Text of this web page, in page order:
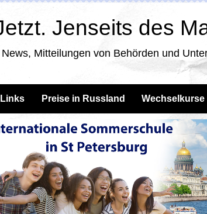
Jenseits des
Mitteilungen von Behörden und
Preise in Russland Wechselkurse